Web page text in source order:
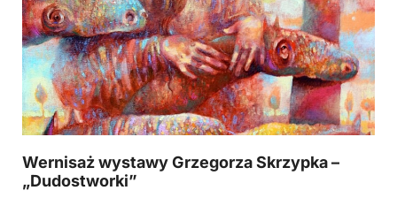
Wernisaż wystawy Grzegorza Skrzypka –
„Dudostworki”